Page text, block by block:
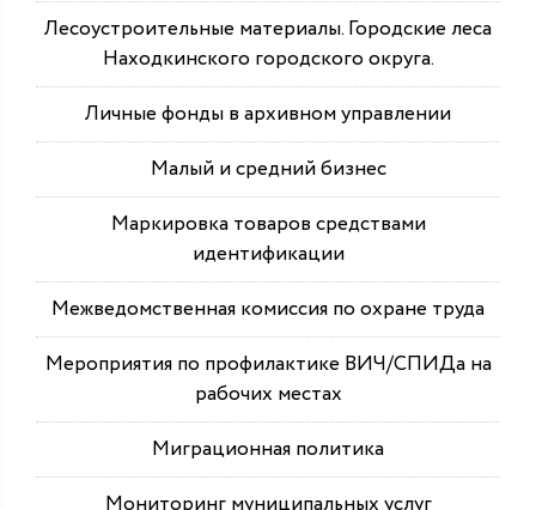
Лесоустроительные материалы. Городские леса
Находкинского городского округа.
Личные фонды в архивном управлении
Малый и средний бизнес
Маркировка товаров средствами
идентификации
Межведомственная комиссия по охране труда
Мероприятия по профилактике ВИЧ/СПИДа на
рабочих местах
Миграционная политика